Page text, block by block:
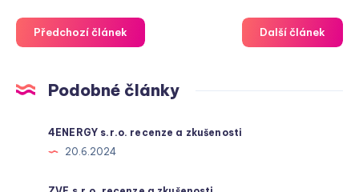
Předchozí článek Další článek
Podobné články
4ENERGY s.r.o. recenze a zkušenosti
20.6.2024